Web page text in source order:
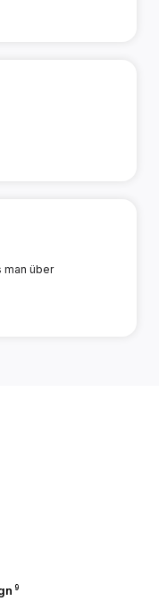
man über
9